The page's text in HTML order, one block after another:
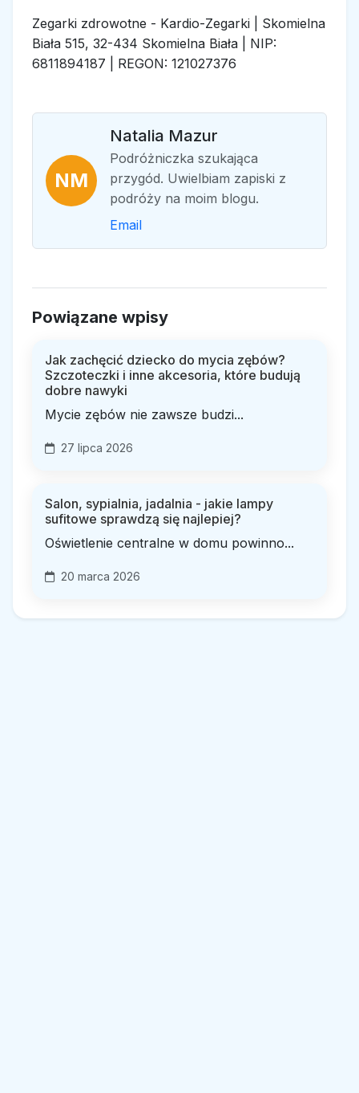
Zegarki zdrowotne - Kardio-Zegarki | Skomielna
Biała 515, 32-434 Skomielna Biała | NIP:
6811894187 | REGON: 121027376
NM
Natalia Mazur
Podróżniczka szukająca
przygód. Uwielbiam zapiski z
podróży na moim blogu.
Email
Powiązane wpisy
Jak zachęcić dziecko do mycia zębów?
Szczoteczki i inne akcesoria, które budują
dobre nawyki
Mycie zębów nie zawsze budzi...
27 lipca 2026
Salon, sypialnia, jadalnia - jakie lampy
sufitowe sprawdzą się najlepiej?
Oświetlenie centralne w domu powinno...
20 marca 2026